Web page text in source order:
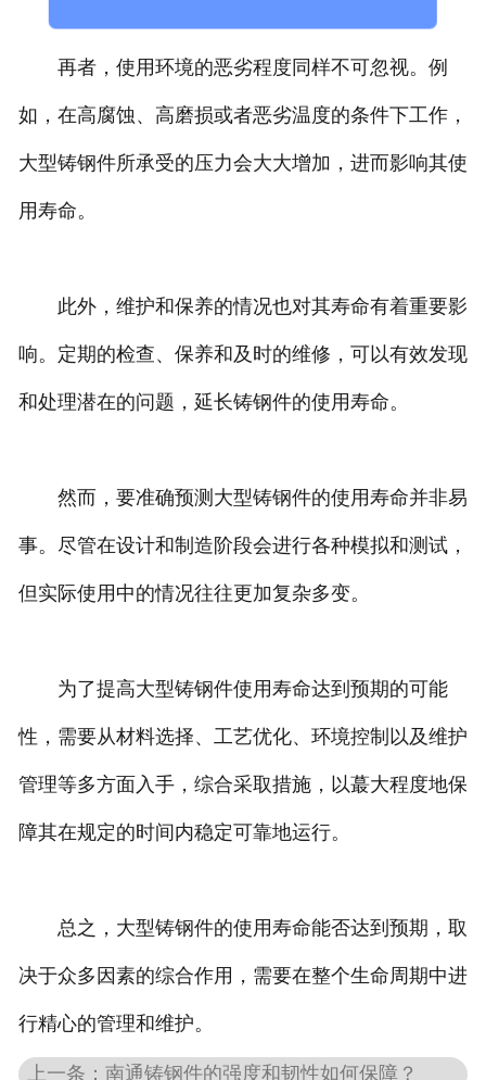
再者，使用环境的恶劣程度同样不可忽视。例
如，在高腐蚀、高磨损或者恶劣温度的条件下工作，
大型铸钢件所承受的压力会大大增加，进而影响其使
用寿命。
此外，维护和保养的情况也对其寿命有着重要影
响。定期的检查、保养和及时的维修，可以有效发现
和处理潜在的问题，延长铸钢件的使用寿命。
然而，要准确预测大型铸钢件的使用寿命并非易
事。尽管在设计和制造阶段会进行各种模拟和测试，
但实际使用中的情况往往更加复杂多变。
为了提高大型铸钢件使用寿命达到预期的可能
性，需要从材料选择、工艺优化、环境控制以及维护
管理等多方面入手，综合采取措施，以蕞大程度地保
障其在规定的时间内稳定可靠地运行。
总之，大型铸钢件的使用寿命能否达到预期，取
决于众多因素的综合作用，需要在整个生命周期中进
行精心的管理和维护。
上一条：南通铸钢件的强度和韧性如何保障？